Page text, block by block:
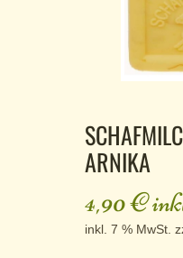
ARNIKA
4,90€
inkl. 7 % MwSt.